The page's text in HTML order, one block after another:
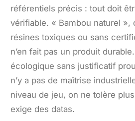
référentiels précis : tout doit
vérifiable. « Bambou naturel »,
résines toxiques ou sans
n’en fait pas un produit
écologique sans justificatif
n’y a pas de maîtrise
niveau de jeu, on ne tolère
exige des datas.